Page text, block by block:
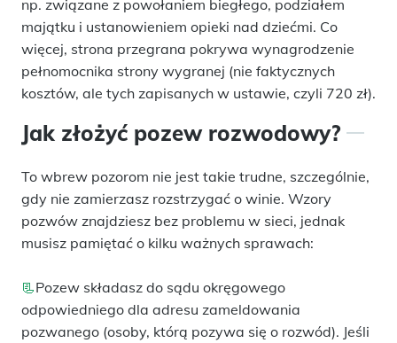
np. związane z powołaniem biegłego, podziałem
majątku i ustanowieniem opieki nad dziećmi. Co
więcej, strona przegrana pokrywa wynagrodzenie
pełnomocnika strony wygranej (nie faktycznych
kosztów, ale tych zapisanych w ustawie, czyli 720 zł).
Jak złożyć pozew rozwodowy?
To wbrew pozorom nie jest takie trudne, szczególnie,
gdy nie zamierzasz rozstrzygać o winie. Wzory
pozwów znajdziesz bez problemu w sieci, jednak
musisz pamiętać o kilku ważnych sprawach:
📃Pozew składasz do sądu okręgowego
odpowiedniego dla adresu zameldowania
pozwanego (osoby, którą pozywa się o rozwód). Jeśli